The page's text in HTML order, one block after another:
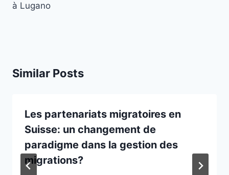
à Lugano
Similar Posts
Les partenariats migratoires en
Suisse: un changement de
paradigme dans la gestion des
migrations?